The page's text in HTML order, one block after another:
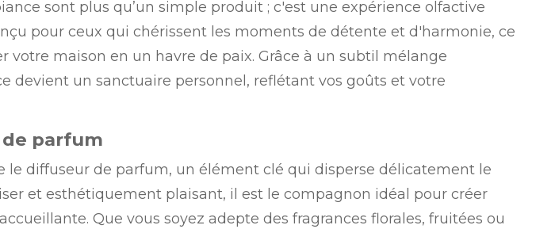
sont plus qu’un simple produit ; c'est une expérience olfactive
pour ceux qui chérissent les moments de détente et d'harmonie, ce
votre maison en un havre de paix. Grâce à un subtil mélange
devient un sanctuaire personnel, reflétant vos goûts et votre
parfum
le diffuseur de parfum, un élément clé qui disperse délicatement le
et esthétiquement plaisant, il est le compagnon idéal pour créer
Que vous soyez adepte des fragrances florales, fruitées ou